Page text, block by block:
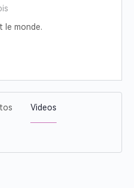
le monde.
Videos